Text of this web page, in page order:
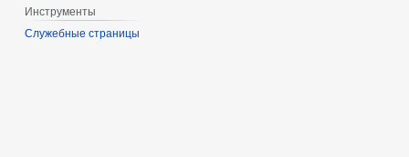
Инструменты
Служебные страницы